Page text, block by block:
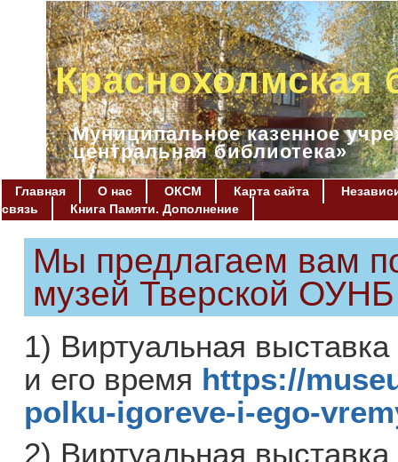
Краснохолмская
Муниципальное казенное
центральная библиотека»
Главная О нас ОКСМ Карта сайта
связь
Книга Памяти. Дополнение
Мы предлагаем вам
музей Тверской
1) Виртуальная
и его время https://
polku-igoreve-i-ego-
2) Виртуальная